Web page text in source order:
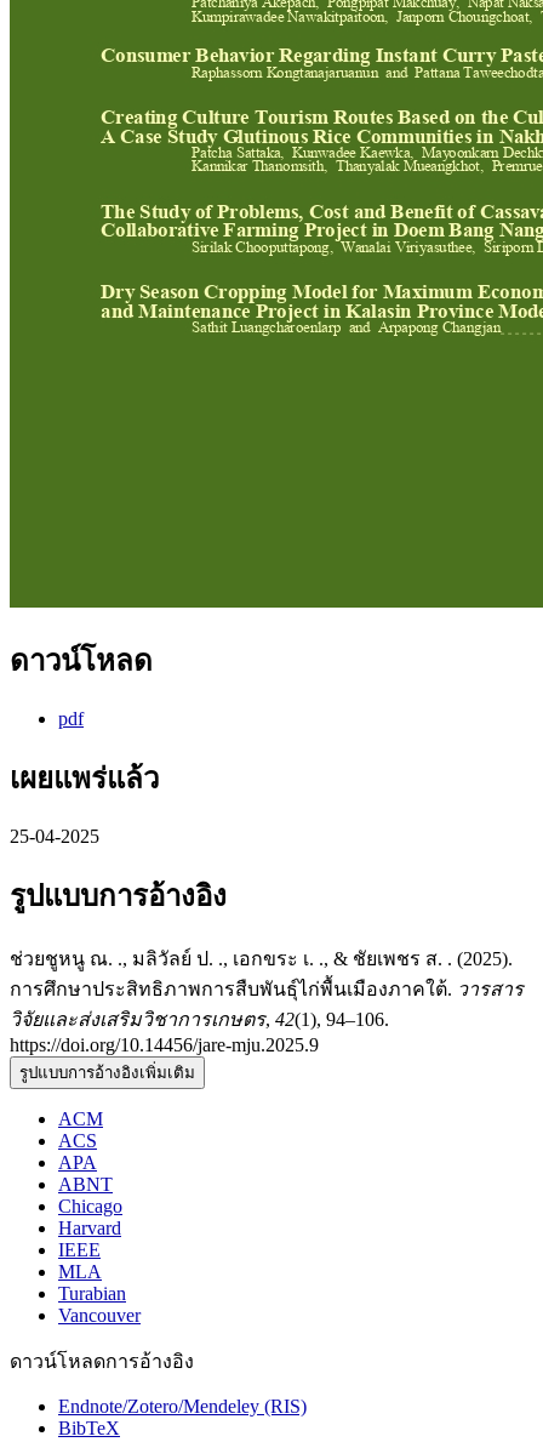
ดาวน์โหลด
pdf
เผยแพร่แล้ว
25-04-2025
รูปแบบการอ้างอิง
ช่วยชูหนู ณ. ., มลิวัลย์ ป. ., เอกขระ เ. ., & ชัยเพชร ส. . (2025).
การศึกษาประสิทธิภาพการสืบพันธุ์ไก่พื้นเมืองภาคใต้. วารสาร
วิจัยและส่งเสริมวิชาการเกษตร, 42(1), 94–106.
https://doi.org/10.14456/jare-mju.2025.9
รูปแบบการอ้างอิงเพิ่มเติม
ACM
ACS
APA
ABNT
Chicago
Harvard
IEEE
MLA
Turabian
Vancouver
ดาวน์โหลดการอ้างอิง
Endnote/Zotero/Mendeley (RIS)
BibTeX